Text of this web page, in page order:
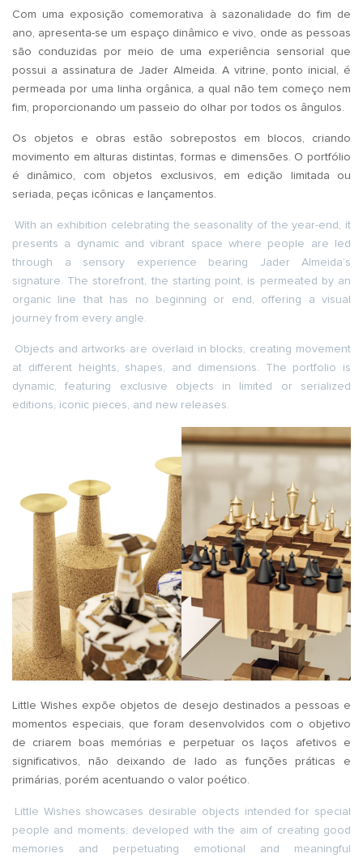
Com uma exposição comemorativa à sazonalidade do fim de
ano, apresenta-se um espaço dinâmico e vivo, onde as pessoas
são conduzidas por meio de uma experiência sensorial que
possui a assinatura de Jader Almeida. A vitrine, ponto inicial, é
permeada por uma linha orgânica, a qual não tem começo nem
fim, proporcionando um passeio do olhar por todos os ângulos.
Os objetos e obras estão sobrepostos em blocos, criando
movimento em alturas distintas, formas e dimensões. O portfólio
é dinâmico, com objetos exclusivos, em edição limitada ou
seriada, peças icônicas e lançamentos.
With an exhibition celebrating the seasonality of the year-end, it
presents a dynamic and vibrant space where people are led
through a sensory experience bearing Jader Almeida’s
signature. The storefront, the starting point, is permeated by an
organic line that has no beginning or end, offering a visual
journey from every angle.
Objects and artworks are overlaid in blocks, creating movement
at different heights, shapes, and dimensions. The portfolio is
dynamic, featuring exclusive objects in limited or serialized
editions, iconic pieces, and new releases.
Little Wishes expõe objetos de desejo destinados a pessoas e
momentos especiais, que foram desenvolvidos com o objetivo
de criarem boas memórias e perpetuar os laços afetivos e
significativos, não deixando de lado as funções práticas e
primárias, porém acentuando o valor poético.
Little Wishes showcases desirable objects intended for special
people and moments, developed with the aim of creating good
memories and perpetuating emotional and meaningful